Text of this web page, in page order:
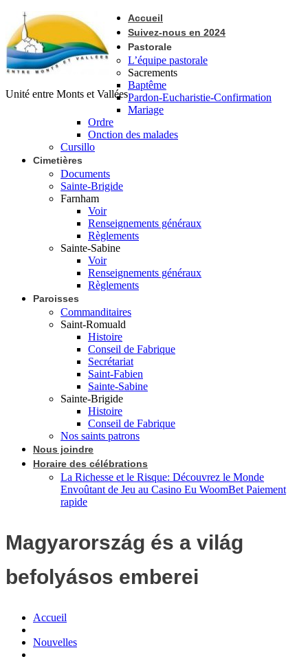
Unité entre Monts et Vallées
Accueil
Suivez-nous en 2024
Pastorale
L’équipe pastorale
Sacrements
Baptême
Pardon-Eucharistie-Confirmation
Mariage
Ordre
Onction des malades
Cursillo
Cimetières
Documents
Sainte-Brigide
Farnham
Voir
Renseignements généraux
Règlements
Sainte-Sabine
Voir
Renseignements généraux
Règlements
Paroisses
Commanditaires
Saint-Romuald
Histoire
Conseil de Fabrique
Secrétariat
Saint-Fabien
Sainte-Sabine
Sainte-Brigide
Histoire
Conseil de Fabrique
Nos saints patrons
Nous joindre
Horaire des célébrations
La Richesse et le Risque: Découvrez le Monde
Envoûtant de Jeu au Casino Eu WoomBet Paiement
rapide
Magyarország és a világ
befolyásos emberei
Accueil
Nouvelles